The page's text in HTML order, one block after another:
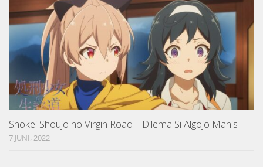
Shokei Shoujo no Virgin Road – Dilema Si Algojo Manis
7 JUNI, 2022